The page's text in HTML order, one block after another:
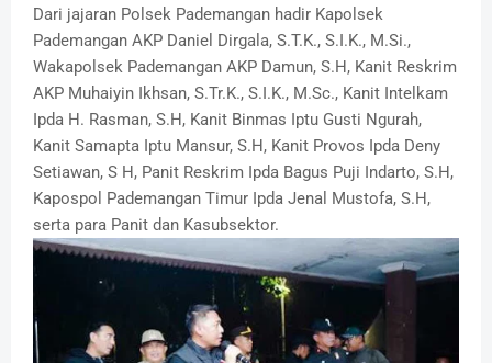
Dari jajaran Polsek Pademangan hadir Kapolsek
Pademangan AKP Daniel Dirgala, S.T.K., S.I.K., M.Si.,
Wakapolsek Pademangan AKP Damun, S.H, Kanit Reskrim
AKP Muhaiyin Ikhsan, S.Tr.K., S.I.K., M.Sc., Kanit Intelkam
Ipda H. Rasman, S.H, Kanit Binmas Iptu Gusti Ngurah,
Kanit Samapta Iptu Mansur, S.H, Kanit Provos Ipda Deny
Setiawan, S H, Panit Reskrim Ipda Bagus Puji Indarto, S.H,
Kapospol Pademangan Timur Ipda Jenal Mustofa, S.H,
serta para Panit dan Kasubsektor.